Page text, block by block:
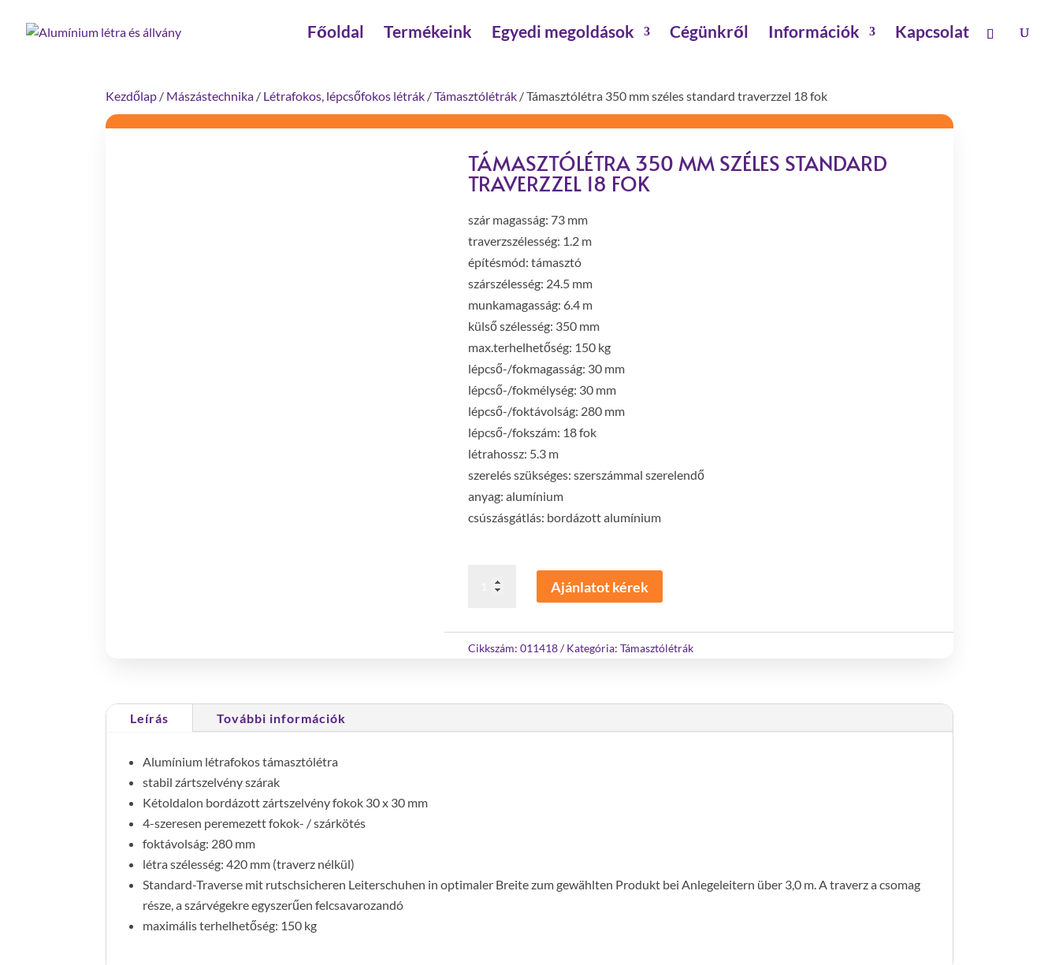
Főoldal Termékeink Egyedi megoldások Cégünkről Információk Kapcsolat
search
Kezdőlap / Mászástechnika / Létrafokos, lépcsőfokos létrák /Támasztólétrák / Támasztólétra 350 mm széles standard traverzzel 18 fok
TÁMASZTÓLÉTRA 350 MM SZÉLES STANDARD
TRAVERZZEL 18 FOK
szár magasság: 73 mm
traverzszélesség: 1.2 m
építésmód: támasztó
szárszélesség: 24.5 mm
munkamagasság: 6.4 m
külső szélesség: 350 mm
max.terhelhetőség: 150 kg
lépcső-/fokmagasság: 30 mm
lépcső-/fokmélység: 30 mm
lépcső-/foktávolság: 280 mm
lépcső-/fokszám: 18 fok
létrahossz: 5.3 m
szerelés szükséges: szerszámmal szerelendő
anyag: alumínium
csúszásgátlás: bordázott alumínium
Támasztólétra
18
Ajánlatot kérek
Cikkszám:011418 Kategória:Támasztólétrák
Leírás További információk
Alumínium létrafokos támasztólétra
stabil zártszelvény szárak
Kétoldalon bordázott zártszelvény fokok 30 x 30 mm
4-szeresen peremezett fokok- / szárkötés
foktávolság: 280 mm
létra szélesség: 420 mm (traverz nélkül)
Standard-Traverse mit rutschsicheren Leiterschuhen in optimaler Breite zum gewählten Produkt bei Anlegeleitern über 3,0 m. A traverz a csomag
része, a szárvégekre egyszerűen felcsavarozandó
maximális terhelhetőség: 150 kg